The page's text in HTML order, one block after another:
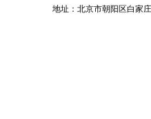
地址：北京市朝阳区白家